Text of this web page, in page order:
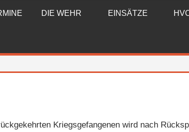
DIE WEHR EINSÄTZE
Kriegsgefangenen wird nach